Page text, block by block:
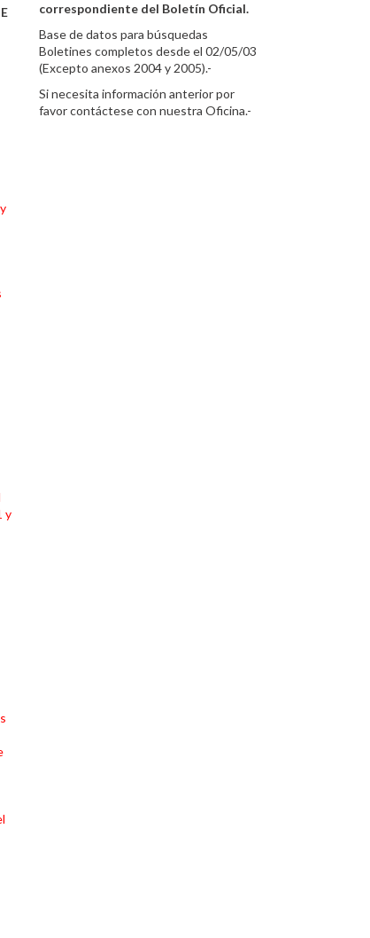
y
correspondiente del Boletín Oficial.
Base de datos para búsquedas
Boletines completos desde el 02/05/03
(Excepto anexos 2004 y 2005).-
Si necesita información anterior por
favor contáctese con nuestra Oficina.-